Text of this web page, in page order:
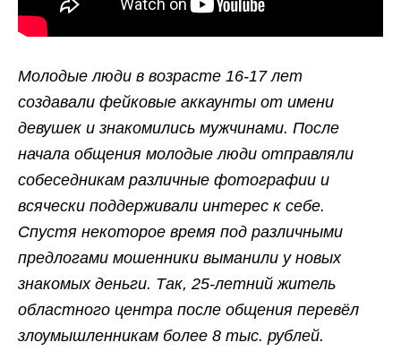
Молодые люди в возрасте 16-17 лет
создавали фейковые аккаунты от имени
девушек и знакомились мужчинами. После
начала общения молодые люди отправляли
собеседникам различные фотографии и
всячески поддерживали интерес к себе.
Спустя некоторое время под различными
предлогами мошенники выманили у новых
знакомых деньги. Так, 25-летний житель
областного центра после общения перевёл
злоумышленникам более 8 тыс. рублей.